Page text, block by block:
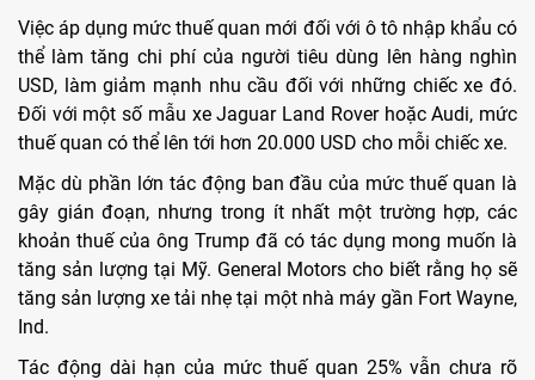
Việc áp dụng mức thuế quan mới đối với ô tô nhập khẩu có
thể làm tăng chi phí của người tiêu dùng lên hàng nghìn
USD, làm giảm mạnh nhu cầu đối với những chiếc xe đó.
Đối với một số mẫu xe Jaguar Land Rover hoặc Audi, mức
thuế quan có thể lên tới hơn 20.000 USD cho mỗi chiếc xe.
Mặc dù phần lớn tác động ban đầu của mức thuế quan là
gây gián đoạn, nhưng trong ít nhất một trường hợp, các
khoản thuế của ông Trump đã có tác dụng mong muốn là
tăng sản lượng tại Mỹ. General Motors cho biết rằng họ sẽ
tăng sản lượng xe tải nhẹ tại một nhà máy gần Fort Wayne,
Ind.
Tác động dài hạn của mức thuế quan 25% vẫn chưa rõ